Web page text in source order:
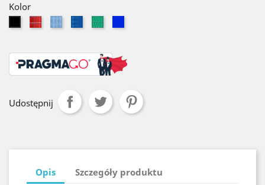
Kolor
CzarnyCzerwonyBłękitnyNiebieskiZielony
Udostępnij
Opis Szczegóły produktu